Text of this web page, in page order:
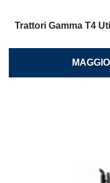
Trattori Gamma T4